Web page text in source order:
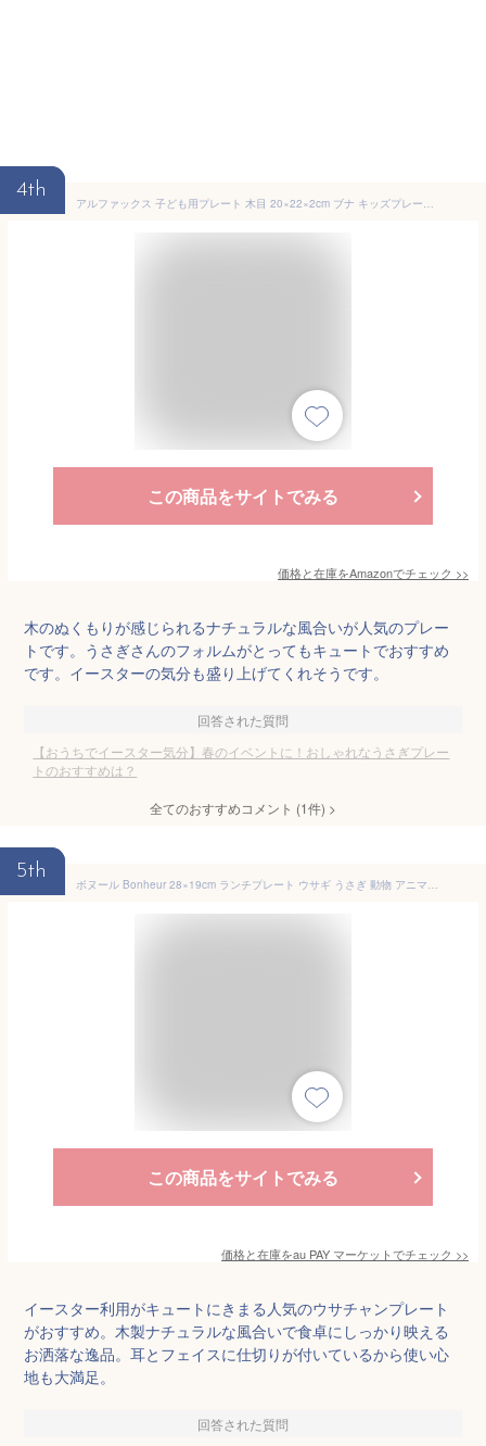
4th
アルファックス 子ども用プレート 木目 20×22×2cm ブナ キッズプレート うさぎ 905059
この商品をサイトでみる
価格と在庫をAmazonでチェック >>
木のぬくもりが感じられるナチュラルな風合いが人気のプレー
トです。うさぎさんのフォルムがとってもキュートでおすすめ
です。イースターの気分も盛り上げてくれそうです。
回答された質問
【おうちでイースター気分】春のイベントに！おしゃれなうさぎプレー
トのおすすめは？
全てのおすすめコメント (1件) >
5th
ボヌール Bonheur 28×19cm ランチプレート ウサギ うさぎ 動物 アニマル 木製 木 子供 キッズ 食器 仕切り プレート ウッド 天然木 カフ
この商品をサイトでみる
価格と在庫をau PAY マーケットでチェック >>
イースター利用がキュートにきまる人気のウサチャンプレート
がおすすめ。木製ナチュラルな風合いで食卓にしっかり映える
お洒落な逸品。耳とフェイスに仕切りが付いているから使い心
地も大満足。
回答された質問